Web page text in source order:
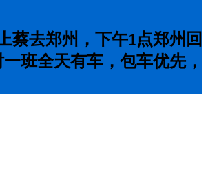
蔡去郑州，下午1点郑州回
班全天有车，包车优先，